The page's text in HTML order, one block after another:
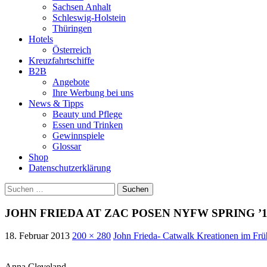
Sachsen Anhalt
Schleswig-Holstein
Thüringen
Hotels
Österreich
Kreuzfahrtschiffe
B2B
Angebote
Ihre Werbung bei uns
News & Tipps
Beauty und Pflege
Essen und Trinken
Gewinnspiele
Glossar
Shop
Datenschutzerklärung
Suchen
nach:
JOHN FRIEDA AT ZAC POSEN NYFW SPRING
18. Februar 2013 200 × 280 John Frieda- Catwalk Kreationen im